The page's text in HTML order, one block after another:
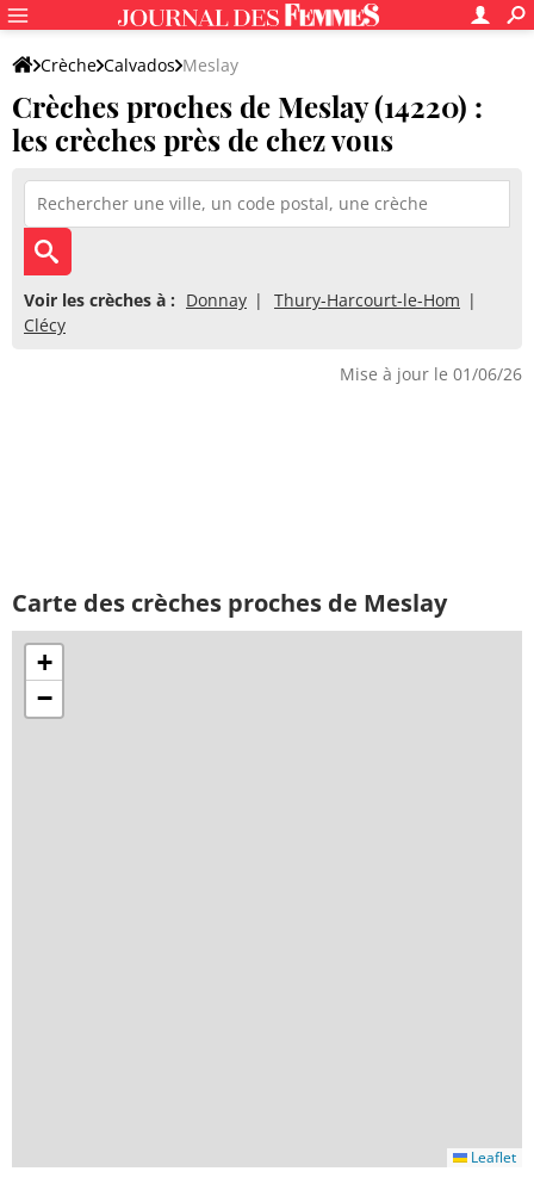
Crèche Calvados Meslay
Crèches proches de Meslay (14220) :
les crèches près de chez vous
Voir les crèches à : Donnay
Thury-Harcourt-le-Hom
Clécy
Mise à jour le 01/06/26
Carte des crèches proches de Meslay
+
−
Leaflet